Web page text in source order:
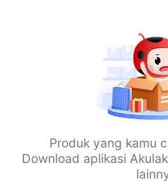
Produk yang kamu
Download aplikasi